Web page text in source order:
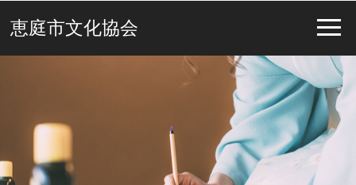
恵庭市文化協会